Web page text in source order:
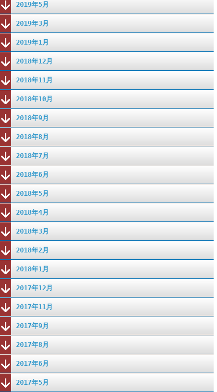
2019年5月
2019年3月
2019年1月
2018年12月
2018年11月
2018年10月
2018年9月
2018年8月
2018年7月
2018年6月
2018年5月
2018年4月
2018年3月
2018年2月
2018年1月
2017年12月
2017年11月
2017年9月
2017年8月
2017年6月
2017年5月